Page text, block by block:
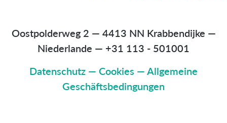
Oostpolderweg 2 — 4413 NN Krabbendijke —
Niederlande — +31 113 - 501001
Datenschutz — Cookies —Allgemeine
Geschäftsbedingungen